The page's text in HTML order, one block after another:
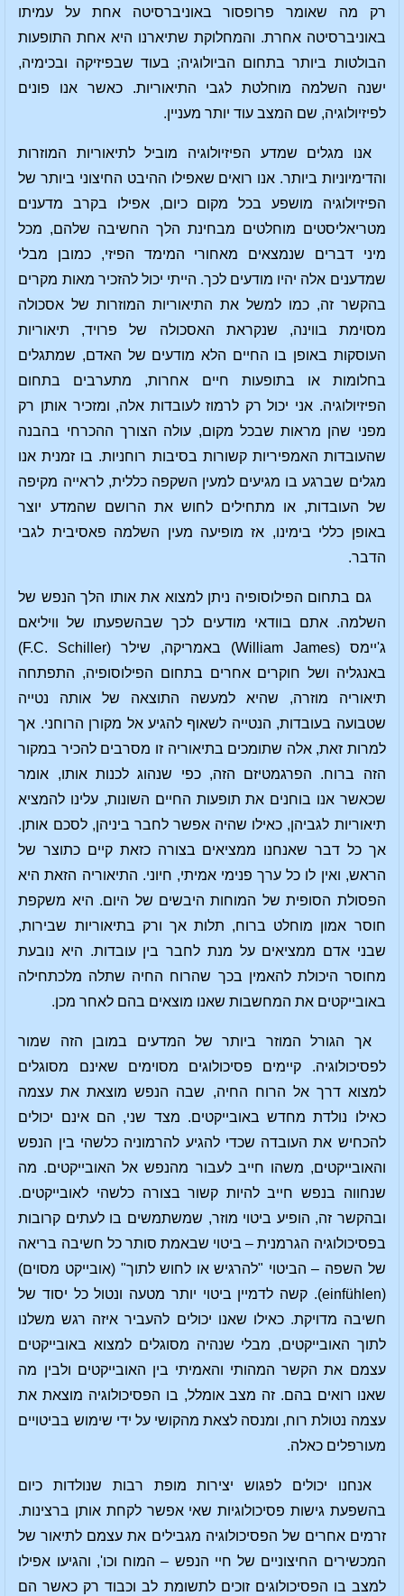
רק מה שאומר פרופסור באוניברסיטה אחת על עמיתו
באוניברסיטה אחרת. והמחלוקת שתיארנו היא אחת התופעות
הבולטות ביותר בתחום הביולוגיה; בעוד שבפיזיקה ובכימיה,
ישנה השלמה מוחלטת לגבי התיאוריות. כאשר אנו פונים
לפיזיולוגיה, שם המצב עוד יותר מעניין.
אנו מגלים שמדע הפיזיולוגיה מוביל לתיאוריות המוזרות
והדימיוניות ביותר. אנו רואים שאפילו ההיבט החיצוני ביותר של
הפיזיולוגיה מושפע בכל מקום כיום, אפילו בקרב מדענים
מטריאליסטים מוחלטים מבחינת הלך החשיבה שלהם, מכל
מיני דברים שנמצאים מאחורי המימד הפיזי, כמובן מבלי
שמדענים אלה יהיו מודעים לכך. הייתי יכול להזכיר מאות מקרים
בהקשר זה, כמו למשל את התיאוריות המוזרות של אסכולה
מסוימת בווינה, שנקראת האסכולה של פרויד, תיאוריות
העוסקות באופן בו החיים הלא מודעים של האדם, שמתגלים
בחלומות או בתופעות חיים אחרות, מתערבים בתחום
הפיזיולוגיה. אני יכול רק לרמוז לעובדות אלה, ומזכיר אותן רק
מפני שהן מראות שבכל מקום, עולה הצורך ההכרחי בהבנה
שהעובדות האמפיריות קשורות בסיבות רוחניות. בו זמנית אנו
מגלים שברגע בו מגיעים למעין השקפה כללית, לראייה מקיפה
של העובדות, או מתחילים לחוש את הרושם שהמדע יוצר
באופן כללי בימינו, אז מופיעה מעין השלמה פאסיבית לגבי
הדבר.
גם בתחום הפילוסופיה ניתן למצוא את אותו הלך הנפש של
השלמה. אתם בוודאי מודעים לכך שבהשפעתו של וויליאם
ג'יימס (William James) באמריקה, שילר (F.C. Schiller)
באנגליה ושל חוקרים אחרים בתחום הפילוסופיה, התפתחה
תיאוריה מוזרה, שהיא למעשה התוצאה של אותה נטייה
שטבועה בעובדות, הנטייה לשאוף להגיע אל מקורן הרוחני. אך
למרות זאת, אלה שתומכים בתיאוריה זו מסרבים להכיר במקור
הזה ברוח. הפרגמטיזם הזה, כפי שנהוג לכנות אותו, אומר
שכאשר אנו בוחנים את תופעות החיים השונות, עלינו להמציא
תיאוריות לגביהן, כאילו שהיה אפשר לחבר ביניהן, לסכם אותן.
אך כל דבר שאנחנו ממציאים בצורה כזאת קיים כתוצר של
הראש, ואין לו כל ערך פנימי אמיתי, חיוני. התיאוריה הזאת היא
הפסולת הסופית של המוחות היבשים של היום. היא משקפת
חוסר אמון מוחלט ברוח, תלות אך ורק בתיאוריות שבירות,
שבני אדם ממציאים על מנת לחבר בין עובדות. היא נובעת
מחוסר היכולת להאמין בכך שהרוח החיה שתלה מלכתחילה
באובייקטים את המחשבות שאנו מוצאים בהם לאחר מכן.
אך הגורל המוזר ביותר של המדעים במובן הזה שמור
לפסיכולוגיה. קיימים פסיכולוגים מסוימים שאינם מסוגלים
למצוא דרך אל הרוח החיה, שבה הנפש מוצאת את עצמה
כאילו נולדת מחדש באובייקטים. מצד שני, הם אינם יכולים
להכחיש את העובדה שכדי להגיע להרמוניה כלשהי בין הנפש
והאובייקטים, משהו חייב לעבור מהנפש אל האובייקטים. מה
שנחווה בנפש חייב להיות קשור בצורה כלשהי לאובייקטים.
ובהקשר זה, הופיע ביטוי מוזר, שמשתמשים בו לעתים קרובות
בפסיכולוגיה הגרמנית – ביטוי שבאמת סותר כל חשיבה בריאה
של השפה – הביטוי "להרגיש או לחוש לתוך" (אובייקט מסוים)
(einfühlen). קשה לדמיין ביטוי יותר מטעה ונטול כל יסוד של
חשיבה מדויקת. כאילו שאנו יכולים להעביר איזה רגש משלנו
לתוך האובייקטים, מבלי שנהיה מסוגלים למצוא באובייקטים
עצמם את הקשר המהותי והאמיתי בין האובייקטים ולבין מה
שאנו רואים בהם. זה מצב אומלל, בו הפסיכולוגיה מוצאת את
עצמה נטולת רוח, ומנסה לצאת מהקושי על ידי שימוש בביטויים
מעורפלים כאלה.
אנחנו יכולים לפגוש יצירות מופת רבות שנולדות כיום
בהשפעת גישות פסיכולוגיות שאי אפשר לקחת אותן ברצינות.
זרמים אחרים של הפסיכולוגיה מגבילים את עצמם לתיאור של
המכשירים החיצוניים של חיי הנפש – המוח וכו', והגיעו אפילו
למצב בו הפסיכולוגים זוכים לתשומת לב וכבוד רק כאשר הם